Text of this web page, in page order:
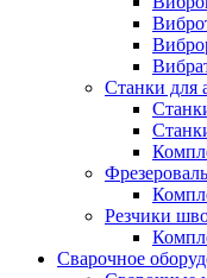
Станки для
Резчики
Сварочное